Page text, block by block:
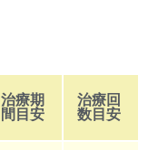
治療期
間目安
治療回
数目安